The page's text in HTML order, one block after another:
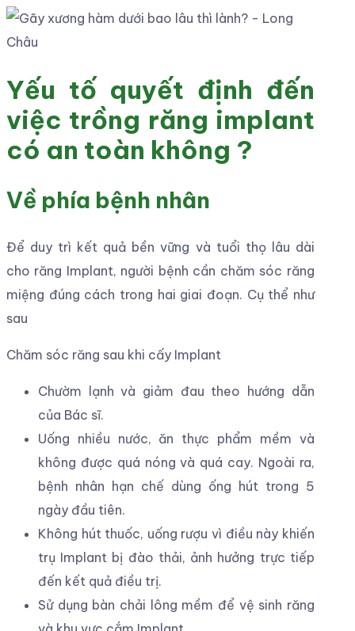
bệnh nhân hạn chế dùng ống hút trong 5
ngày đầu tiên.
Không hút thuốc, uống rượu vì điều này khiến
trụ Implant bị đào thải, ảnh hưởng trực tiếp
Sử dụng bàn chải lông mềm để vệ sinh răng
Bệnh nhân nên nghỉ ngơi trong 2 ngày đầu
tiên, hạn chế hoạt động thể chất mạnh vì có
thể tổn thương khu vực cấy ghép, khiến răng
Implant
Vệ sinh răng miệng mỗi ngày bằng bàn chải
lông mềm để duy trì kết quả trồng răng
Implant.
Chăm sóc răng sau khi hoàn tất điều trị
Kết hợp dùng thêm máy tăm nước để làm
sạch răng miệng tốt hơn.
Tái khám định kỳ 6 tháng/lần để Bác sĩ kiểm
tra tình trạng răng và Implant, từ đó kịp thời
can thiệp nếu có bất thường xảy ra.